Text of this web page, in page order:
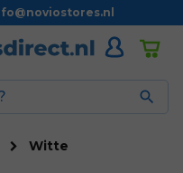

Witte